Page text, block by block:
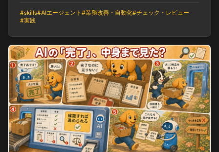
#skills#AIエージェント #業務改善・自動化#チェック・レビュー
#実践